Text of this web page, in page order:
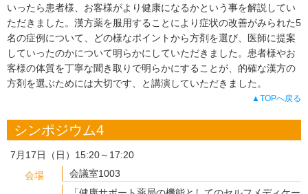
いったら患者様、お客様がより健康になるかという事を解説してい
ただきました。漢方薬を服用することにより症状の改善がみられた5
名の症例について、どの様なポイントから方剤を選び、医師に提案
していったのかについて明らかにしていただきました。患者様やお
客様の体質を丁寧な聞き取りで明らかにすることが、的確な漢方の
方剤を選ぶためには大切です、と講演していただきました。
▲TOPへ戻る
シンポジウム4
7月17日（日）15:20～17:20
会場
会議室1003